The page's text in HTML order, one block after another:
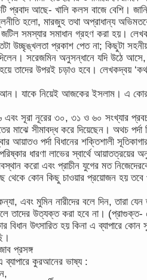
প্রবাদ আছে- খালি কলস বাজে বেশি।
হলো, মারজুহ তথা অপ্রাধান্য
সমস্যার সমাধান গ্রহণ করা হয়।
উচ্ছৃঙ্খলতা প্রকাশ পেত না; কিছুটা
দিলেন। সরেজমিন অনুসন্ধানে যদি উঠে
হয়ে তাদের উপরই চড়াও হবে। লেখকদ্বয়
যাকে নিয়েই আজকের ইসলাম। এ
এবং সূরা নূরের ৩০, ৩১ ও ৬০ সংখ্যার
মাঝে সীমাবদ্ধ করে দিয়েছেন। অথচ
পর্দা বিধানের শক্তিশালী
ধারণা লাভের স্বার্থে আয়াতত্রয়ের
করো এবং প্রাচীন যুগের মত
থেকে কোন কিছু চাওয়ার প্রয়োজন হয় তবে
এবং মুমিন নারীদের বলে দিন, তারা যেন
তাদের উত্যক্ত করা হবে না। (প্রাগুক্ত-
বিধান উৎসারিত হয় কিনা এ ব্যাপারে
প্রসঙ্গ
ব্যাপারে কুরআনের ভাষ্য :